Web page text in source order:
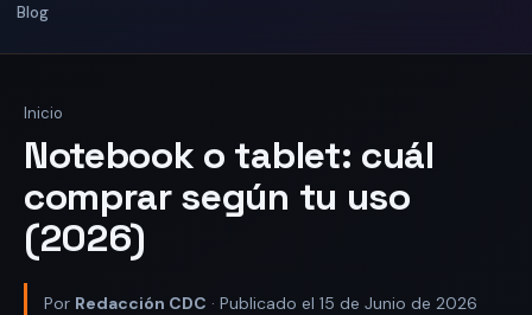
Blog
Inicio
Notebook o tablet: cuál
comprar según tu uso
(2026)
Por Redacción CDC · Publicado el 15 de Junio de 2026